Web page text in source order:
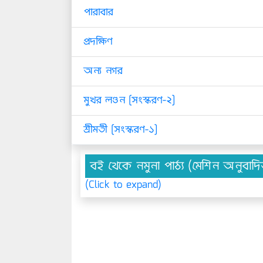
পারাবার
প্রদক্ষিণ
অন্য নগর
মুখর লণ্ডন [সংস্করণ-২]
শ্রীমতী [সংস্করণ-১]
বই থেকে নমুনা পাঠ্য (মেশিন
(Click to expand)